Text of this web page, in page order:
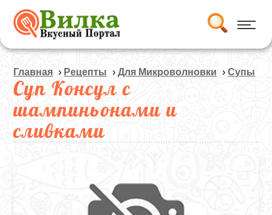
Главная › Рецепты ›Для Микроволновки ›Супы
Суп Консул с
шампиньонами и
сливками